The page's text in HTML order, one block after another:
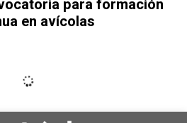
para formación
en avícolas